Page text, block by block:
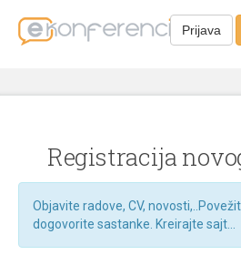
Prijava
Registracija
Objavite radove, CV,
dogovorite sastanke. Kreirajte sajt...